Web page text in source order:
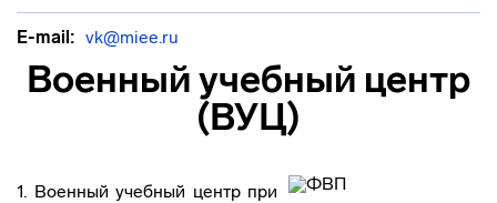
E-mail: vk@miee.ru
Военный учебный центр
(ВУЦ)
1. Военный учебный центр при